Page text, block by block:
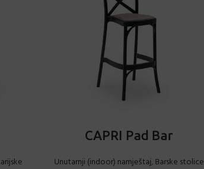
CAPRI Pad Bar
Unutarnji (indoor) namještaj, Barske stolice